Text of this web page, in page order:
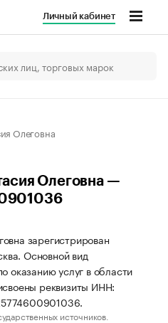
Личный кабинет
Олеговна
Олеговна —
зарегистрирован
Основной вид
оказанию услуг в области
реквизиты ИНН:
источников.